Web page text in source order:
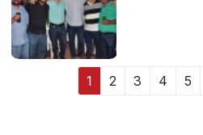
1 2 3 4 5